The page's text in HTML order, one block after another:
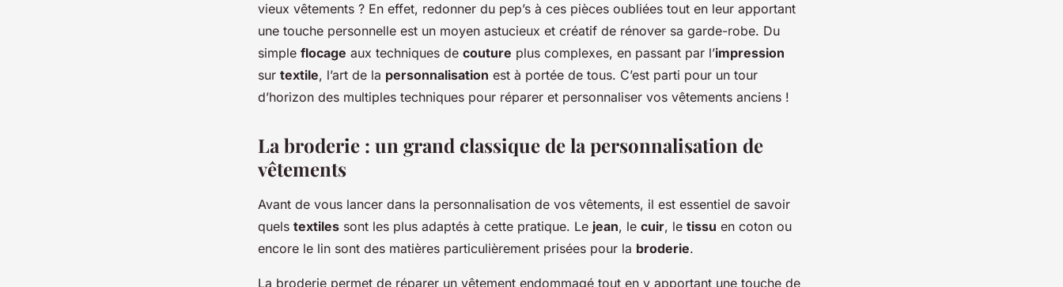
vieux vêtements ? En effet, redonner du pep’s à ces pièces oubliées tout en leur apportant
une touche personnelle est un moyen astucieux et créatif de rénover sa garde-robe. Du
simple flocage aux techniques de couture plus complexes, en passant par l’impression
sur textile, l’art de la personnalisation est à portée de tous. C’est parti pour un tour
d’horizon des multiples techniques pour réparer et personnaliser vos vêtements anciens !
La broderie : un grand classique de la personnalisation de
vêtements
Avant de vous lancer dans la personnalisation de vos vêtements, il est essentiel de savoir
quels textiles sont les plus adaptés à cette pratique. Le jean, le cuir, le tissu en coton ou
encore le lin sont des matières particulièrement prisées pour la broderie.
La broderie permet de réparer un vêtement endommagé tout en y apportant une touche de